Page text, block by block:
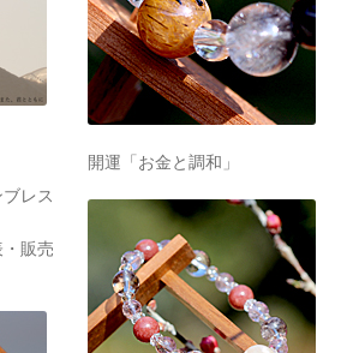
レス
販売
開運「お金と調和」